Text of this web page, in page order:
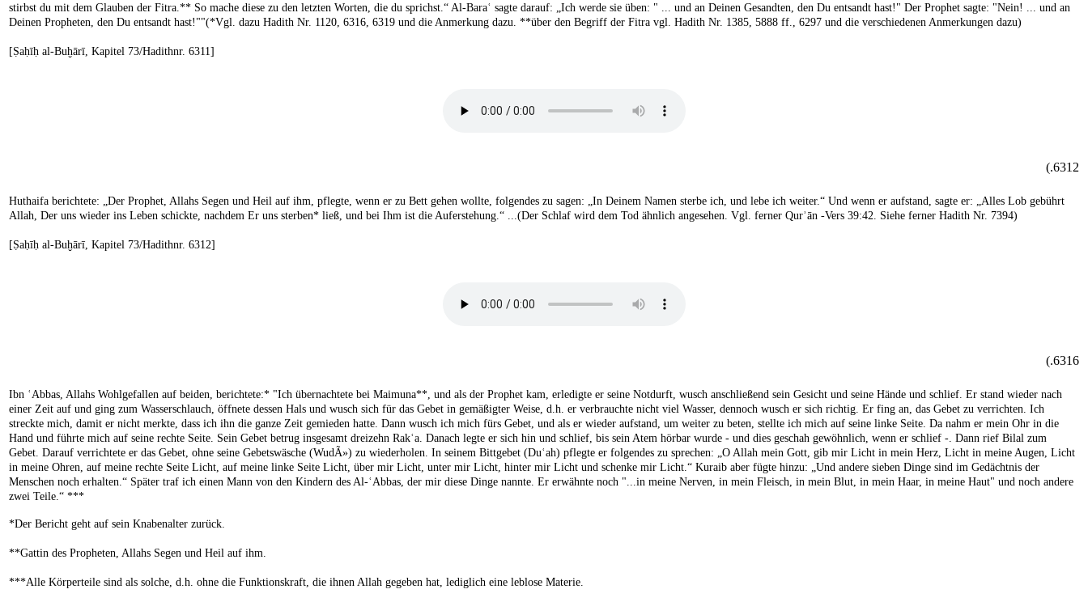
stirbst du mit dem Glauben der Fitra.** So mache diese zu den letzten Worten, die du sprichst.“ Al-Baraʿ sagte darauf: „Ich werde sie üben: " ... und an Deinen Gesandten, den Du entsandt hast!" Der Prophet sagte: "Nein! ... und an
Deinen Propheten, den Du entsandt hast!""(*Vgl. dazu Hadith Nr. 1120, 6316, 6319 und die Anmerkung dazu. **über den Begriff der Fitra vgl. Hadith Nr. 1385, 5888 ff., 6297 und die verschiedenen Anmerkungen dazu)
[Ṣaḥīḥ al-Buḫārī, Kapitel 73/Hadithnr. 6311]
6312.)
Huthaifa berichtete: „Der Prophet, Allahs Segen und Heil auf ihm, pflegte, wenn er zu Bett gehen wollte, folgendes zu sagen: „In Deinem Namen sterbe ich, und lebe ich weiter.“ Und wenn er aufstand, sagte er: „Alles Lob gebührt
Allah, Der uns wieder ins Leben schickte, nachdem Er uns sterben* ließ, und bei Ihm ist die Auferstehung.“ ...(Der Schlaf wird dem Tod ähnlich angesehen. Vgl. ferner Qurʾān -Vers 39:42. Siehe ferner Hadith Nr. 7394)
[Ṣaḥīḥ al-Buḫārī, Kapitel 73/Hadithnr. 6312]
6316.)
Ibn ʿAbbas, Allahs Wohlgefallen auf beiden, berichtete:* "Ich übernachtete bei Maimuna**, und als der Prophet kam, erledigte er seine Notdurft, wusch anschließend sein Gesicht und seine Hände und schlief. Er stand wieder nach
einer Zeit auf und ging zum Wasserschlauch, öffnete dessen Hals und wusch sich für das Gebet in gemäßigter Weise, d.h. er verbrauchte nicht viel Wasser, dennoch wusch er sich richtig. Er fing an, das Gebet zu verrichten. Ich
streckte mich, damit er nicht merkte, dass ich ihn die ganze Zeit gemieden hatte. Dann wusch ich mich fürs Gebet, und als er wieder aufstand, um weiter zu beten, stellte ich mich auf seine linke Seite. Da nahm er mein Ohr in die
Hand und führte mich auf seine rechte Seite. Sein Gebet betrug insgesamt dreizehn Rakʿa. Danach legte er sich hin und schlief, bis sein Atem hörbar wurde - und dies geschah gewöhnlich, wenn er schlief -. Dann rief Bilal zum
Gebet. Darauf verrichtete er das Gebet, ohne seine Gebetswäsche (WudÃ») zu wiederholen. In seinem Bittgebet (Duʿah) pflegte er folgendes zu sprechen: „O Allah mein Gott, gib mir Licht in mein Herz, Licht in meine Augen, Licht
in meine Ohren, auf meine rechte Seite Licht, auf meine linke Seite Licht, über mir Licht, unter mir Licht, hinter mir Licht und schenke mir Licht.“ Kuraib aber fügte hinzu: „Und andere sieben Dinge sind im Gedächtnis der
Menschen noch erhalten.“ Später traf ich einen Mann von den Kindern des Al-ʿAbbas, der mir diese Dinge nannte. Er erwähnte noch "...in meine Nerven, in mein Fleisch, in mein Blut, in mein Haar, in meine Haut" und noch andere
zwei Teile.“ ***
*Der Bericht geht auf sein Knabenalter zurück.
**Gattin des Propheten, Allahs Segen und Heil auf ihm.
***Alle Körperteile sind als solche, d.h. ohne die Funktionskraft, die ihnen Allah gegeben hat, lediglich eine leblose Materie.